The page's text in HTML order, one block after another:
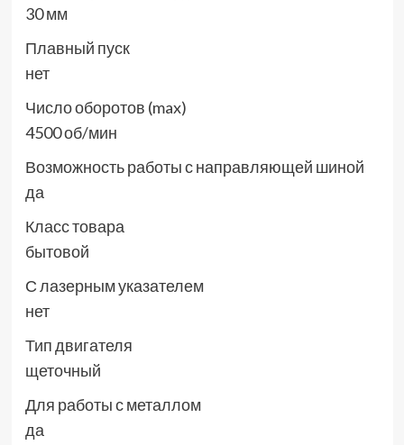
30 мм
Плавный пуск
нет
Число оборотов (max)
4500 об/мин
Возможность работы с направляющей шиной
да
Класс товара
бытовой
С лазерным указателем
нет
Тип двигателя
щеточный
Для работы с металлом
да